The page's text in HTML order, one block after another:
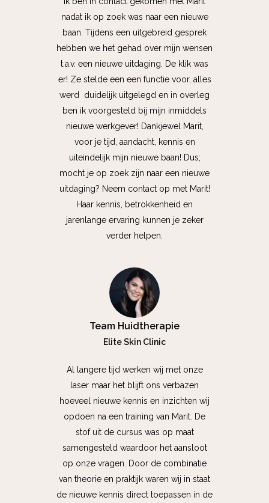
nadat ik op zoek was naar een nieuwe
baan. Tijdens een uitgebreid gesprek
hebben we het gehad over mijn wensen
t.a.v. een nieuwe uitdaging. De klik was
er! Ze stelde een een functie voor, alles
werd duidelijk uitgelegd en in overleg
ben ik voorgesteld bij mijn inmiddels
nieuwe werkgever! Dankjewel Marit,
voor je tijd, aandacht, kennis en
uiteindelijk mijn nieuwe baan! Dus;
mocht je op zoek zijn naar een nieuwe
uitdaging? Neem contact op met Marit!
Haar kennis, betrokkenheid en
jarenlange ervaring kunnen je zeker
verder helpen.
Team Huidtherapie
Elite Skin Clinic
Al langere tijd werken wij met onze
laser maar het blijft ons verbazen
hoeveel nieuwe kennis en inzichten wij
opdoen na een training van Marit. De
stof uit de cursus was op maat
samengesteld waardoor het aansloot
op onze vragen. Door de combinatie
van theorie en praktijk waren wij in staat
de nieuwe kennis direct toepassen in de